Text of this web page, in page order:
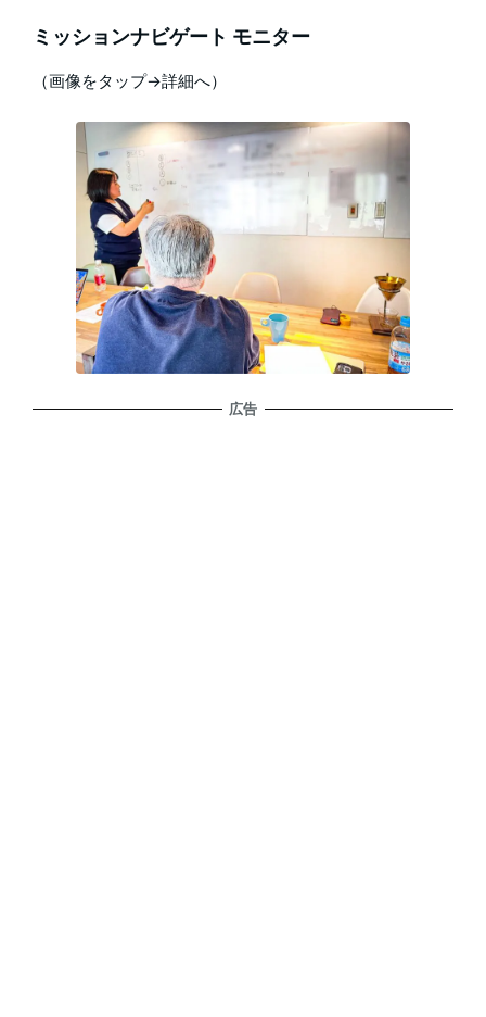
ミッションナビゲート モニター
（画像をタップ→詳細へ）
広告